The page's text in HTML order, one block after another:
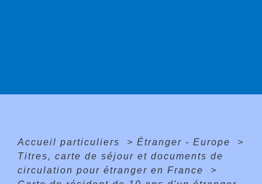
Accueil particuliers > Étranger - Europe
>
Titres, carte de séjour et documents de
circulation pour étranger en France
>